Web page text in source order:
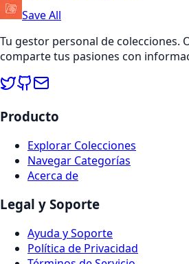
Save All
Tu gestor personal de colecciones.
comparte tus pasiones con
Producto
Explorar Colecciones
Navegar Categorías
Acerca de
Legal y Soporte
Ayuda y Soporte
Política de Privacidad